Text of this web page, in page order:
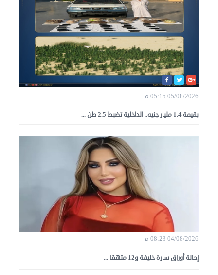
05/08/2026 05:15 م
بقيمة 1.4 مليار جنيه.. الداخلية تضبط 2.5 طن ...
04/08/2026 08:23 م
إحالة أوراق سارة خليفة و12 متهمًا ...